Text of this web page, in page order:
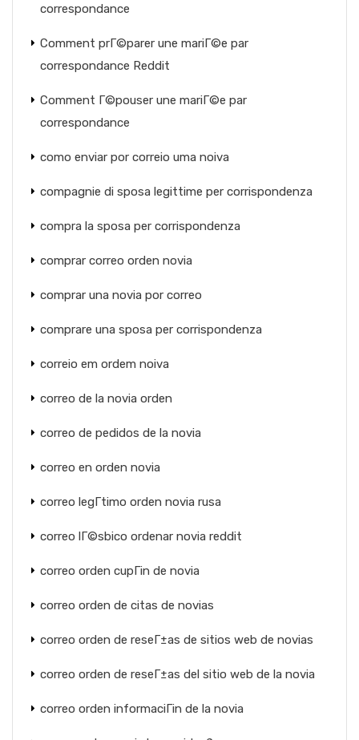
correspondance
Comment prГ©parer une mariГ©e par
correspondance Reddit
Comment Г©pouser une mariГ©e par
correspondance
como enviar por correio uma noiva
compagnie di sposa legittime per corrispondenza
compra la sposa per corrispondenza
comprar correo orden novia
comprar una novia por correo
comprare una sposa per corrispondenza
correio em ordem noiva
correo de la novia orden
correo de pedidos de la novia
correo en orden novia
correo legГ­timo orden novia rusa
correo lГ©sbico ordenar novia reddit
correo orden cupГіn de novia
correo orden de citas de novias
correo orden de reseГ±as de sitios web de novias
correo orden de reseГ±as del sitio web de la novia
correo orden informaciГіn de la novia